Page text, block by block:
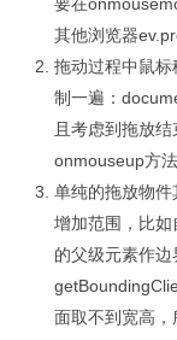
其他浏览器
拖动过程中鼠
制一遍：
且考虑到拖放
onmouseup方
单纯的拖放物
增加范围，比
的父级元素作边
面取不到宽高，